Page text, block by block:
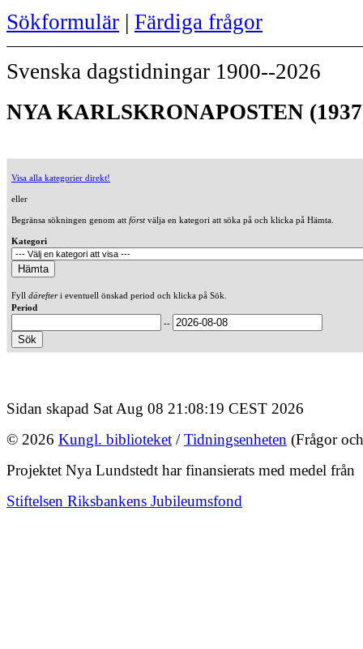
Sökformulär | Färdiga frågor
Svenska dagstidningar 1900--2026
NYA KARLSKRONAPOSTEN
Visa alla kategorier direkt!
eller
Begränsa sökningen genom att förstvälja en kategori att söka på och klicka på Hämta.
Kategori
Fyll därefteri eventuell önskad period och klicka på Sök.
Period
--
Sidan skapad Sat Aug 08 21:08:19 CEST 2026
© 2026 Kungl. biblioteket /Tidningsenheten (Frågor
Projektet Nya Lundstedt har finansierats med medel från
Stiftelsen Riksbankens Jubileumsfond